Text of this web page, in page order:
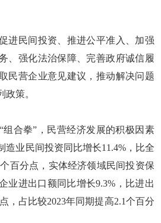
民间投资、推进公平准入、加强
、强化法治保障、完善政府诚信履
民营企业意见建议，推动解决问题
策。
合拳”，民营经济发展的积极因素
造业民间投资同比增长11.4%，比全
百分点，实体经济领域民间投资保
业进出口额同比增长9.3%，比进出
，占比较2023年同期提高2.1个百分